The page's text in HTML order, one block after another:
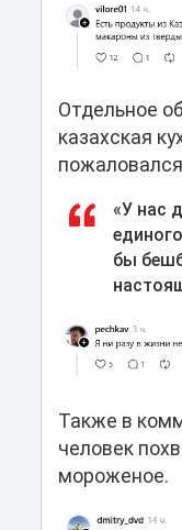
Отдельное
казахская
«У нас
бы
Также в
человек
мороженое.